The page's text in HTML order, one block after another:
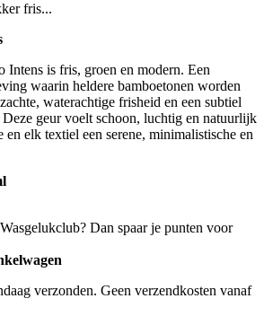
fris...
Intens is fris, groen en modern. Een
waarin heldere bamboetonen worden
waterachtige frisheid en een subtiel
geur voelt schoon, luchtig en natuurlijk
en elk textiel een serene, minimalistische en
Dan spaar je punten voor
verzonden. Geen verzendkosten vanaf